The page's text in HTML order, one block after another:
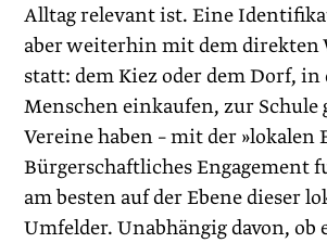
Alltag relevant ist. Eine
aber weiterhin mit dem direkten
statt: dem Kiez oder dem Dorf, in
Menschen einkaufen, zur Schule
Vereine haben – mit der »lokalen
Bürgerschaft­liches Engagement
am besten auf der Ebene dieser
Umfelder. Unabhängig davon, ob